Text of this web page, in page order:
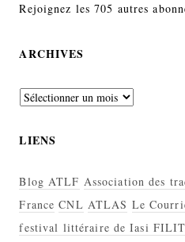
Rejoignez les 705 autres
ARCHIVES
Archives
LIENS
Blog ATLF Association des
France CNL ATLAS Le
festival littéraire de Iasi FILIT